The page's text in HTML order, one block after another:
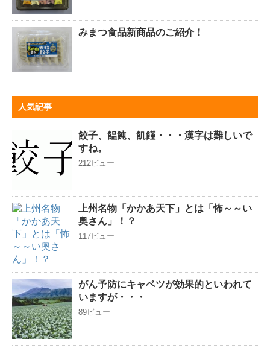
みまつ食品新商品のご紹介！
人気記事
餃子、饂飩、飢饉・・・漢字は難しいで
すね。
212ビュー
上州名物「かかあ天下」とは「怖～～い
奥さん」！？
117ビュー
がん予防にキャベツが効果的といわれて
いますが・・・
89ビュー